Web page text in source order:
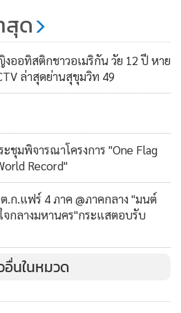
สุด
ออทิสติกชาวอเมริกัน วัย 12 ปี หาย
ล่าสุดย่านสุขุมวิท 49
ชุมพิจารณาโครงการ "One Flag
Record"
.ก.แฟร์ 4 ภาค @ภาคกลาง "มนต์
จกลางมหานคร"กระแสตอบรับ
อื่นในหมวด
(Cookies)
ดการข้อมูลส่วนบุคคลเพื่อนำเสนอ
ช้งานเว็บไซต์และนโยบายสิทธิ